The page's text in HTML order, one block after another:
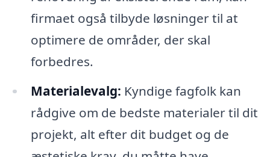
firmaet også tilbyde løsninger til at
optimere de områder, der skal
forbedres.
Materialevalg: Kyndige fagfolk kan
rådgive om de bedste materialer til dit
projekt, alt efter dit budget og de